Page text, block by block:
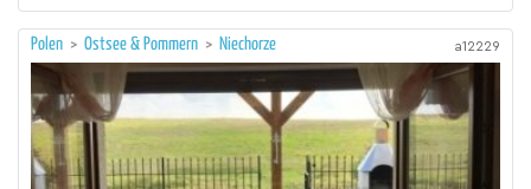
Polen > Ostsee & Pommern > Niechorze a12229